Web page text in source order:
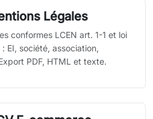
Légales
conformes LCEN art. 1-1 et loi
EI, société, association,
PDF, HTML et texte.